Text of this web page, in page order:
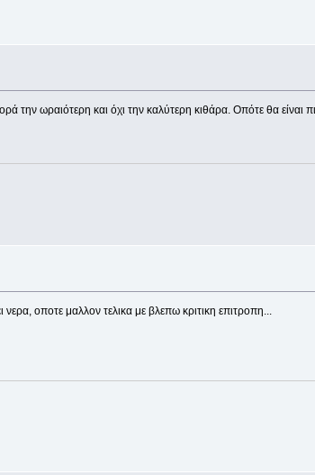
την ωραιότερη και όχι την καλύτερη κιθάρα. Οπότε θα
οποτε μαλλον τελικα με βλεπω κριτικη επιτροπη...